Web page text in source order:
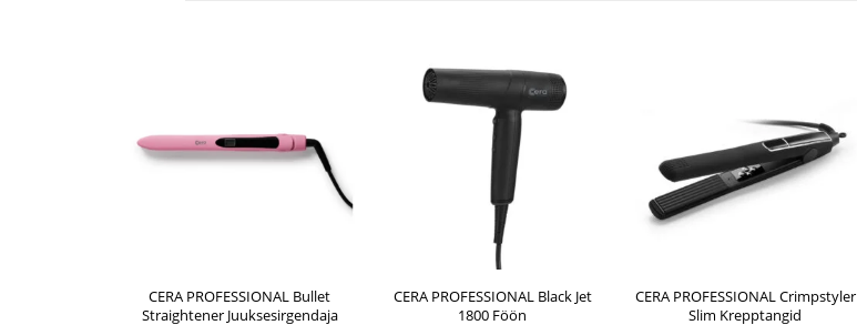
CERA PROFESSIONAL Bullet
Straightener Juuksesirgendaja
CERA PROFESSIONAL Black Jet
1800 Föön
CERA PROFESSIONAL Crimpstyler
Slim Krepptangid